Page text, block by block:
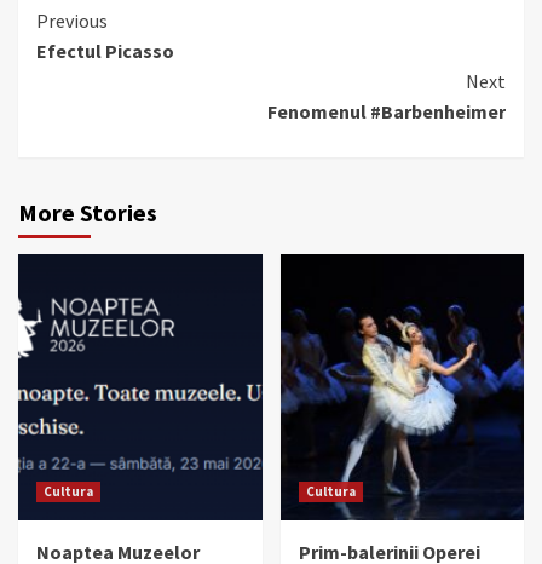
Continue
Reading
Previous
Efectul Picasso
Next
Fenomenul #Barbenheimer
More Stories
Cultura
Noaptea Muzeelor
Cultura
Prim-balerinii Operei